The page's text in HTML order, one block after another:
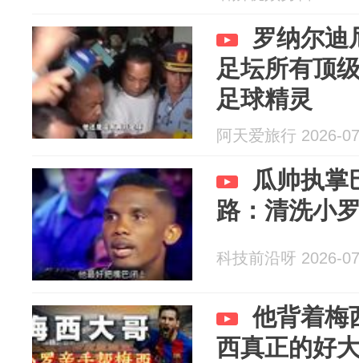
罗纳尔迪
足坛所有顶
足球精灵
阿天爱旅行 2026-
瓜帅执掌
路：清洗小
科技前沿呀 2026-
他背着梅
西真正的好